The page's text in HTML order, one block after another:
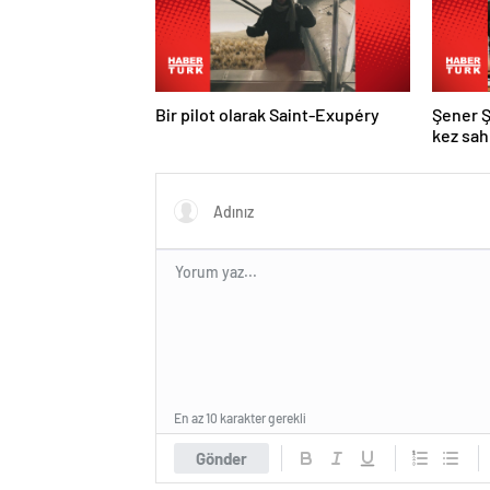
Bir pilot olarak Saint-Exupéry
Şener
kez
Gönder
En az 10 karakter gerekli